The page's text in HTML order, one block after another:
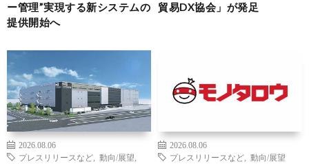
ー管理”実現する新システムの
提供開始へ
貿易DX協会」が発足
2026.08.06
プレスリリースなど
動向/展望
2026.08.06
プレスリリースなど
動向/展望